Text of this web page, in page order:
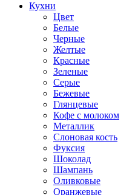
Кухни
Цвет
Белые
Черные
Желтые
Красные
Зеленые
Серые
Бежевые
Глянцевые
Кофе с молоком
Металлик
Слоновая кость
Фуксия
Шоколад
Шампань
Оливковые
Оранжевые